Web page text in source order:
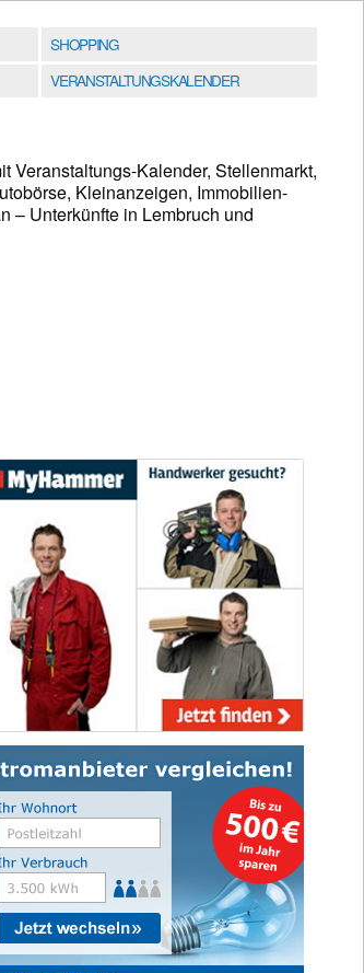
SHOPPING
VERANSTALTUNGSKALENDER
Veranstaltungs-Kalender, Stellenmarkt,
Kleinanzeigen, Immobilien-
– Unterkünfte in Lembruch und